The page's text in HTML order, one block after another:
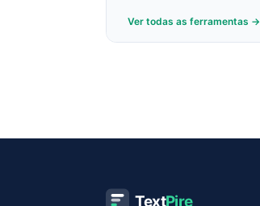
Ver todas as ferramentas →
TextPire